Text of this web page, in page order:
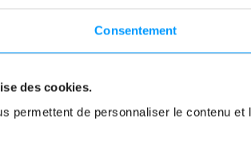
Consentement
des cookies.
permettent de personnaliser le contenu